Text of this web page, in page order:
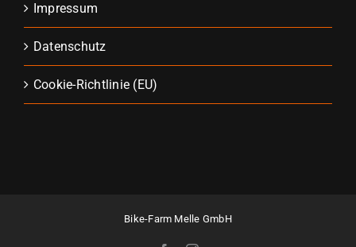
Impressum
Datenschutz
Cookie-Richtlinie (EU)
Bike-Farm Melle GmbH